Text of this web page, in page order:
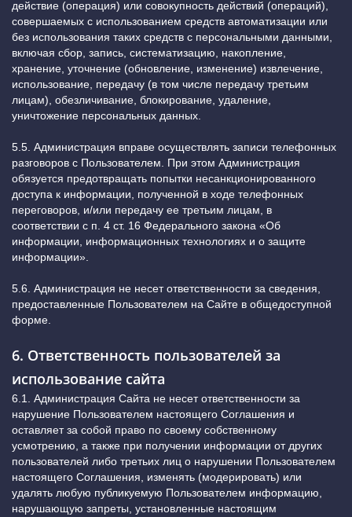
действие (операция) или совокупность действий (операций),
совершаемых с использованием средств автоматизации или
без использования таких средств с персональными данными,
включая сбор, запись, систематизацию, накопление,
хранение, уточнение (обновление, изменение) извлечение,
использование, передачу (в том числе передачу третьим
лицам), обезличивание, блокирование, удаление,
уничтожение персональных данных.
5.5. Администрация вправе осуществлять записи телефонных
разговоров с Пользователем. При этом Администрация
обязуется предотвращать попытки несанкционированного
доступа к информации, полученной в ходе телефонных
переговоров, и/или передачу ее третьим лицам, в
соответствии с п. 4 ст. 16 Федерального закона «Об
информации, информационных технологиях и о защите
информации».
5.6. Администрация не несет ответственности за сведения,
предоставленные Пользователем на Сайте в общедоступной
форме.
6. Ответственность пользователей за
использование сайта
6.1. Администрация Сайта не несет ответственности за
нарушение Пользователем настоящего Соглашения и
оставляет за собой право по своему собственному
усмотрению, а также при получении информации от других
пользователей либо третьих лиц о нарушении Пользователем
настоящего Соглашения, изменять (модерировать) или
удалять любую публикуемую Пользователем информацию,
нарушающую запреты, установленные настоящим